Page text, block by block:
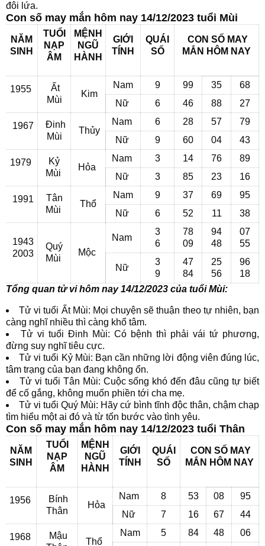
đôi lứa.
Con số may mắn hôm nay 14/12/2023 tuổi Mùi
NĂM
SINH
TUỔI
NẠP
ÂM
MỆNH
NGŨ
HÀNH
GIỚI
TÍNH
QUÁI
SỐ
CON SỐ MAY
MẮN HÔM NAY
1955
Ất
Mùi
Kim
Nam 9 99 35
68
Nữ
6 46 88 27
1967
Đinh
Mùi
Thủy
Nam 6 28 57
79
Nữ
9 60 04 43
1979
Kỷ
Mùi
Hỏa
Nam 3 14 76
89
Nữ
3 85 23 16
1991
Tân
Mùi
Thổ
Nam 9 37 69
95
Nữ
6 52 11 38
1943
2003
Quý
Mùi
Mộc
Nam
3
6
78
09
94
48
07
55
Nữ
3
9
47
84
25
56
96
18
Tổng quan tử vi hôm nay 14/12/2023 của tuổi Mùi:
Tử vi tuổi Ất Mùi: Mọi chuyện sẽ thuận theo tự nhiên, bạn
càng nghĩ nhiều thì càng khổ tâm.
Tử vi tuổi Đinh Mùi: Có bệnh thì phải vái tứ phương,
đừng suy nghĩ tiêu cực.
Tử vi tuổi Kỷ Mùi: Bạn cần những lời động viên đúng lúc,
tâm trạng của bạn đang không ổn.
Tử vi tuổi Tân Mùi: Cuộc sống khó đến đâu cũng tự biết
để cố gắng, không muốn phiền tới cha mẹ.
Tử vi tuổi Quý Mùi: Hãy cứ bình tĩnh độc thân, chậm chạp
tìm hiểu một ai đó và từ tốn bước vào tình yêu.
Con số may mắn hôm nay 14/12/2023 tuổi Thân
NĂM
SINH
TUỔI
NẠP
ÂM
MỆNH
NGŨ
HÀNH
GIỚI
TÍNH
QUÁI
SỐ
CON SỐ MAY
MẮN HÔM NAY
1956
Bính
Thân
Hỏa
Nam 8 53 08
95
Nữ
7 16 67 44
1968
Mậu
Thổ
Nam 5 84 48 06